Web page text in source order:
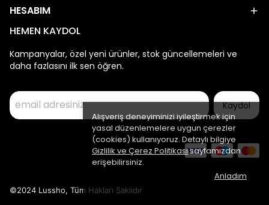
Alışveriş deneyiminizi iyileştirmek için
yasal düzenlemelere uygun çerezler
(cookies) kullanıyoruz. Detaylı bilgiye
Gizlilik ve Çerez Politikasısayfamızdan
erişebilirsiniz.
Anladım
HESABIM
HEMEN KAYDOL
Kampanyalar, özel yeni ürünler, stok güncellemeleri ve
daha fazlasını ilk sen öğren.
Kaydol
©2024 Lussho, Tüm Hakları Saklıdır